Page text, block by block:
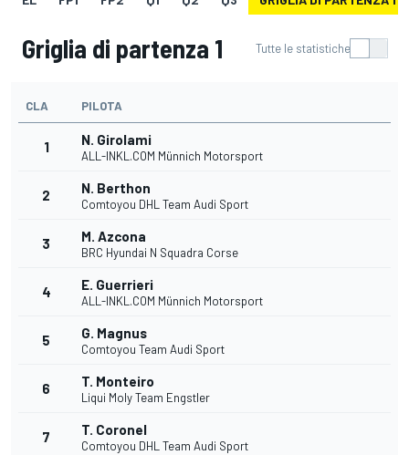
Griglia di partenza 1 Tutte le statistiche
CLA PILOTA
1 N. Girolami
ALL-INKL.COM Münnich Motorsport
2 N. Berthon
Comtoyou DHL Team Audi Sport
3 M. Azcona
BRC Hyundai N Squadra Corse
4 E. Guerrieri
ALL-INKL.COM Münnich Motorsport
5 G. Magnus
Comtoyou Team Audi Sport
6 T. Monteiro
Liqui Moly Team Engstler
7 T. Coronel
Comtoyou DHL Team Audi Sport